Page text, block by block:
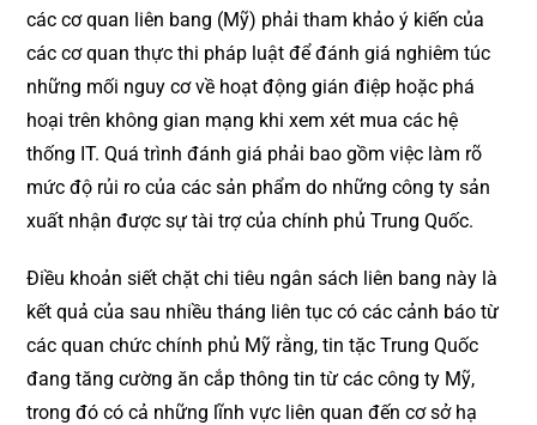
các cơ quan liên bang (Mỹ) phải tham khảo ý kiến của
các cơ quan thực thi pháp luật để đánh giá nghiêm túc
những mối nguy cơ về hoạt động gián điệp hoặc phá
hoại trên không gian mạng khi xem xét mua các hệ
thống IT. Quá trình đánh giá phải bao gồm việc làm rõ
mức độ rủi ro của các sản phẩm do những công ty sản
xuất nhận được sự tài trợ của chính phủ Trung Quốc.
Điều khoản siết chặt chi tiêu ngân sách liên bang này là
kết quả của sau nhiều tháng liên tục có các cảnh báo từ
các quan chức chính phủ Mỹ rằng, tin tặc Trung Quốc
đang tăng cường ăn cắp thông tin từ các công ty Mỹ,
trong đó có cả những lĩnh vực liên quan đến cơ sở hạ